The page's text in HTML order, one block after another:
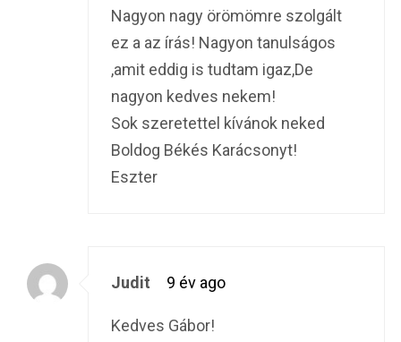
Nagyon nagy örömömre szolgált
ez a az írás! Nagyon tanulságos
,amit eddig is tudtam igaz,De
nagyon kedves nekem!
Sok szeretettel kívánok neked
Boldog Békés Karácsonyt!
Eszter
Judit 9 év ago
Kedves Gábor!